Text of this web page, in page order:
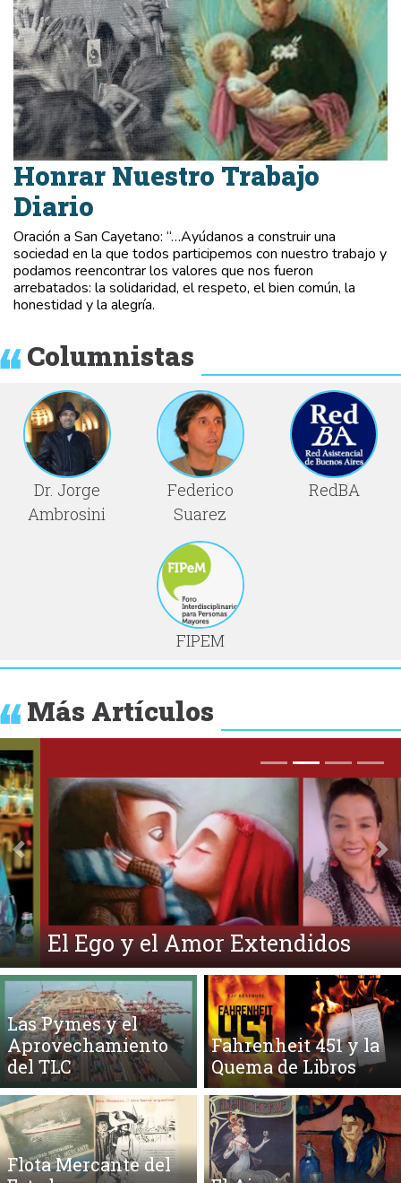
Honrar Nuestro Trabajo
Diario
Oración a San Cayetano: “…Ayúdanos a construir una
sociedad en la que todos participemos con nuestro trabajo y
podamos reencontrar los valores que nos fueron
arrebatados: la solidaridad, el respeto, el bien común, la
honestidad y la alegría.
Columnistas
Dr. Jorge
Ambrosini
Federico
Suarez
RedBA
FIPEM
Más Artículos
El Ego y el Amor Extendidos
Anterior
Las Pymes y el
Aprovechamiento
del TLC
Fahrenheit 451 y la
Quema de Libros
Flota Mercante del